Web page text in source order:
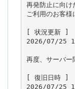
再発防止に向け
ご利用のお客
[ 状況更新 ]
2026/07/25
再度、サーバー
[ 復旧日時 ]
2026/07/25